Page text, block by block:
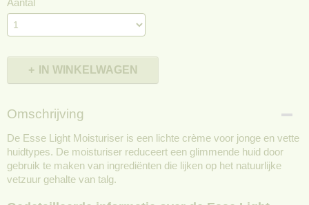
Aantal
IN WINKELWAGEN
Omschrijving
De Esse Light Moisturiser is een lichte crème voor jonge en vette
huidtypes. De moisturiser reduceert een glimmende huid door
gebruik te maken van ingrediënten die lijken op het natuurlijke
vetzuur gehalte van talg.